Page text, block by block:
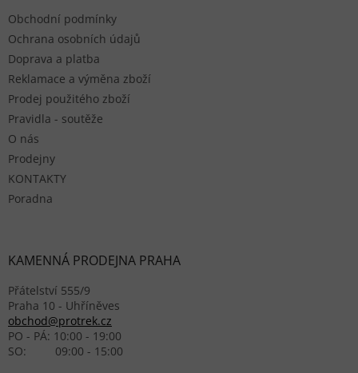
Obchodní podmínky
Ochrana osobních údajů
Doprava a platba
Reklamace a výměna zboží
Prodej použitého zboží
Pravidla - soutěže
O nás
Prodejny
KONTAKTY
Poradna
KAMENNÁ PRODEJNA PRAHA
Přátelství 555/9
Praha 10 - Uhříněves
obchod@protrek.cz
PO - PÁ: 10:00 - 19:00
SO: 09:00 - 15:00